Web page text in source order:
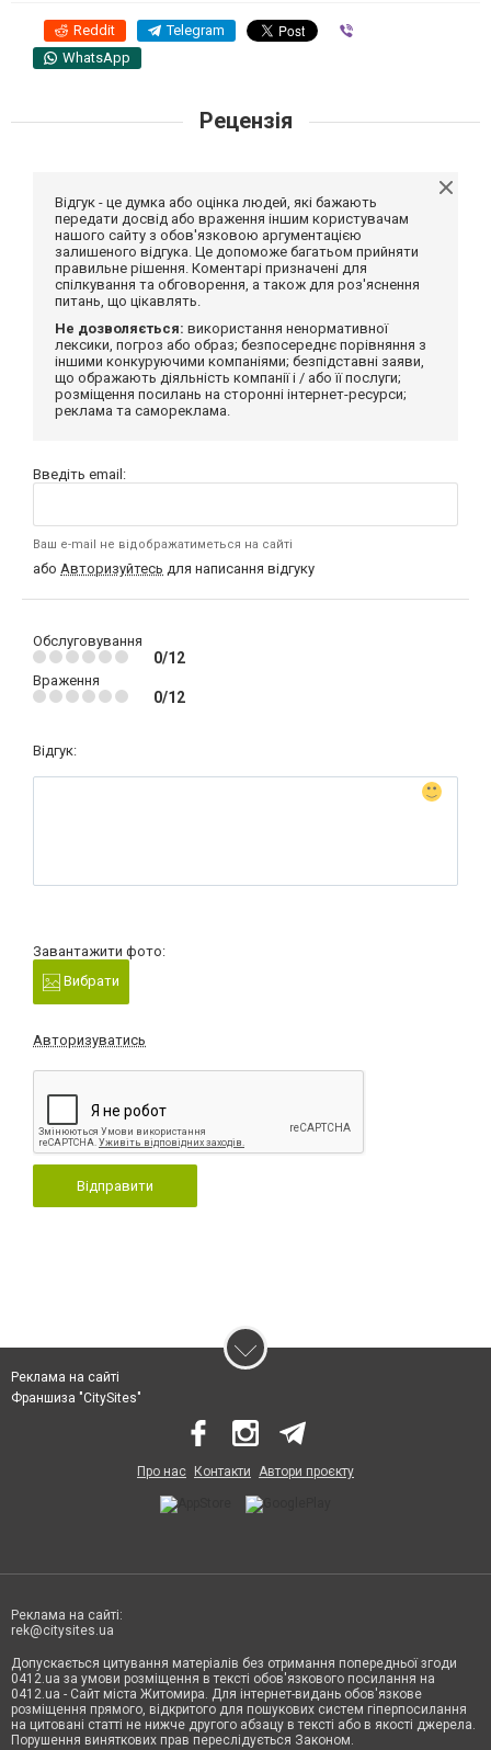
Reddit Telegram
WhatsApp
Рецензія
Відгук - це думка або оцінка людей, які бажають
передати досвід або враження іншим користувачам
нашого сайту з обов'язковою аргументацією
залишеного відгука. Це допоможе багатьом прийняти
правильне рішення. Коментарі призначені для
спілкування та обговорення, а також для роз'яснення
питань, що цікавлять.
Не дозволяється: використання ненормативної
лексики, погроз або образ; безпосереднє порівняння з
іншими конкуруючими компаніями; безпідставні заяви,
що ображають діяльність компанії і / або її послуги;
розміщення посилань на сторонні інтернет-ресурси;
реклама та самореклама.
Введіть email:
Ваш e-mail не відображатиметься на сайті
або Авторизуйтесь для написання відгуку
Обслуговування
0/12
Враження
0/12
Відгук:
Завантажити фото:
Вибрати
Авторизуватись
Відправити
Реклама на сайті
Франшиза "CitySites"
Про нас Контакти Автори проєкту
Реклама на сайті:
rek@citysites.ua
Допускається цитування матеріалів без отримання попередньої згоди
0412.ua за умови розміщення в тексті обов'язкового посилання на
0412.ua - Сайт міста Житомира. Для інтернет-видань обов'язкове
розміщення прямого, відкритого для пошукових систем гіперпосилання
на цитовані статті не нижче другого абзацу в тексті або в якості джерела.
Порушення виняткових прав переслідується Законом.